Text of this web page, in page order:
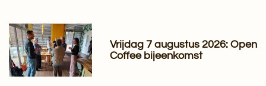
Vrijdag 7 augustus 2026: Open
Coffee bijeenkomst